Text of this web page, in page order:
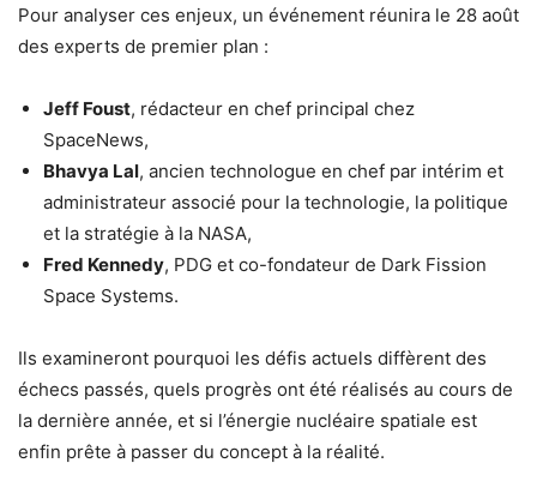
Pour analyser ces enjeux, un événement réunira le 28 août
des experts de premier plan :
Jeff Foust, rédacteur en chef principal chez
SpaceNews,
Bhavya Lal, ancien technologue en chef par intérim et
administrateur associé pour la technologie, la politique
et la stratégie à la NASA,
Fred Kennedy, PDG et co-fondateur de Dark Fission
Space Systems.
Ils examineront pourquoi les défis actuels diffèrent des
échecs passés, quels progrès ont été réalisés au cours de
la dernière année, et si l’énergie nucléaire spatiale est
enfin prête à passer du concept à la réalité.